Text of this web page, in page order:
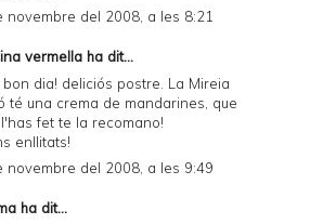
n
P
D
F
novembre del 2008, a les 8:21
vermella ha dit...
bon dia! deliciós postre. La Mireia
té una crema de mandarines, que
fet te la recomano!
enllitats!
novembre del 2008, a les 9:49
ha dit...